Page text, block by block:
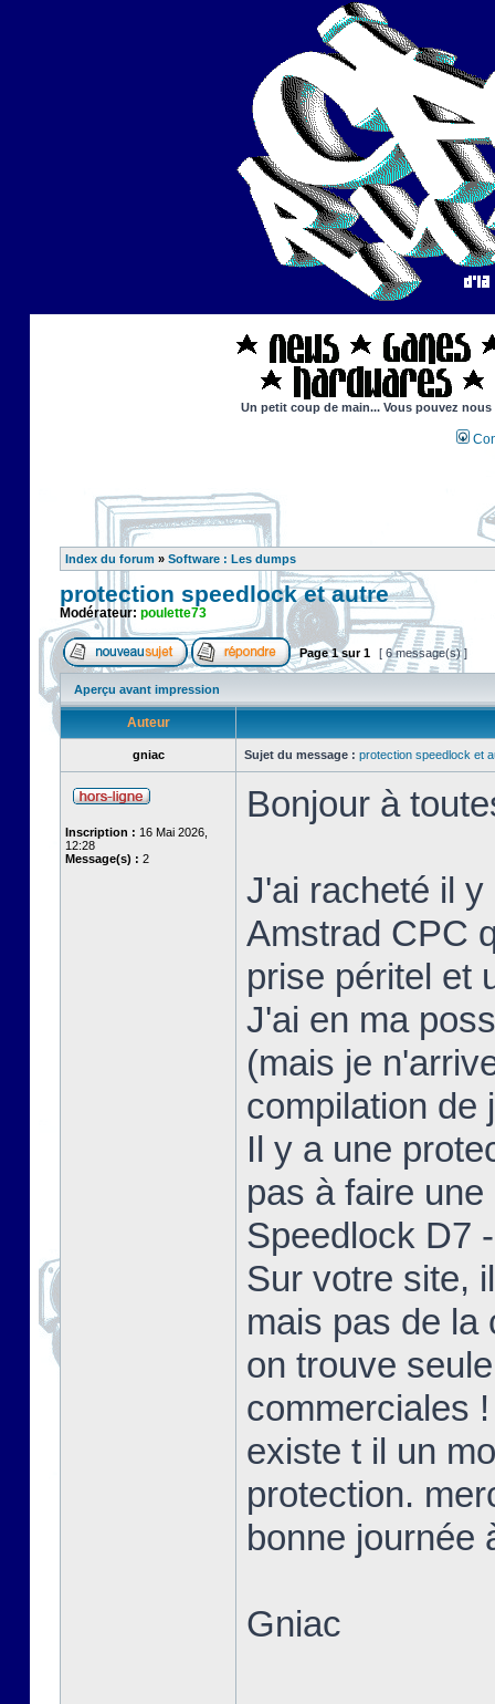
Un petit coup de main... Vous pouvez
Index du forum » Software : Les dumps
protection speedlock et autre
Modérateur: poulette73
Page1sur1 [ 6 message(s) ]
Aperçu avant impression
Auteur
gniac Sujet du message : protection speedlock et
Inscription : 16 Mai 2026,
12:28
Message(s) : 2
Bonjour à
J'ai racheté il
Amstrad CPC
prise péritel et
J'ai en ma
(mais je
compilation de
Il y a une
pas à faire
Speedlock D7
Sur votre site,
mais pas de la
on trouve
commerciales !
existe t il un
protection.
bonne journée
Gniac